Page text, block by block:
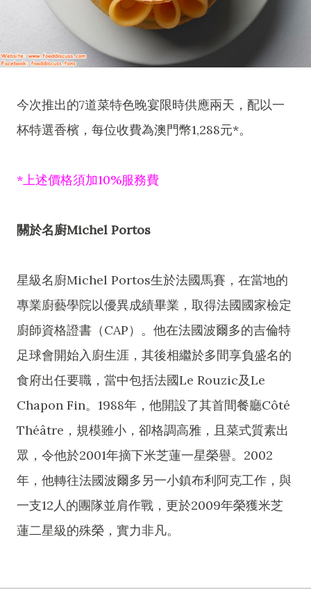
今次推出的7道菜特色晚宴限時供應兩天，配以一
杯特選香檳，每位收費為澳門幣1,288元*。
*上述價格須加10%服務費
關於名廚Michel Portos
星級名廚Michel Portos生於法國馬賽，在當地的
專業廚藝學院以優異成績畢業，取得法國國家檢定
廚師資格證書（CAP）。他在法國波爾多的吉倫特
足球會開始入廚生涯，其後相繼於多間享負盛名的
食府出任要職，當中包括法國Le Rouzic及Le
Chapon Fin。1988年，他開設了其首間餐廳Côté
Théâtre，規模雖小，卻格調高雅，且菜式質素出
眾，令他於2001年摘下米芝蓮一星榮譽。2002
年，他轉往法國波爾多另一小鎮布利阿克工作，與
一支12人的團隊並肩作戰，更於2009年榮獲米芝
蓮二星級的殊榮，實力非凡。